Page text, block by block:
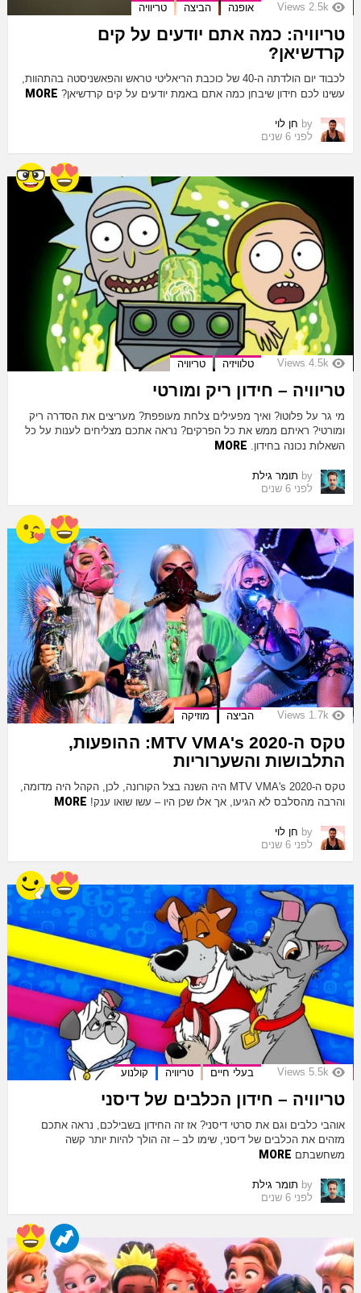
2.5k
Views אופנה הביצה טריוויה
טריוויה: כמה אתם יודעים על קים
קרדשיאן?
לכבוד יום הולדתה ה-40 של כוכבת הריאליטי טראש והפאשניסטה בהתהוות,
עשינו לכם חידון שיבחן כמה אתם באמת יודעים על קים קרדשיאן? MORE
by חן לוי
לפני 6 שנים
4.5k
Views טלוויזיה טריוויה
טריוויה – חידון ריק ומורטי
מי גר על פלוטו? ואיך מפעילים צלחת מעופפת? מעריצים את הסדרה ריק
ומורטי? ראיתם ממש את כל הפרקים? נראה אתכם מצליחים לענות על כל
השאלות נכונה בחידון. MORE
by תומר גילת
לפני 6 שנים
1.7k
Views הביצה מוזיקה
טקס ה-MTV VMA's 2020: ההופעות,
התלבושות והשערוריות
טקס ה-MTV VMA's 2020 היה השנה בצל הקורונה, לכן, הקהל היה מדומה,
והרבה מהסלבס לא הגיעו, אך אלו שכן היו – עשו שואו ענק! MORE
by חן לוי
לפני 6 שנים
5.5k
Views בעלי חיים טריוויה קולנוע
טריוויה – חידון הכלבים של דיסני
אוהבי כלבים וגם את סרטי דיסני? אז זה החידון בשבילכם, נראה אתכם
מזהים את הכלבים של דיסני, שימו לב – זה הולך להיות יותר קשה
משחשבתם MORE
by תומר גילת
לפני 6 שנים